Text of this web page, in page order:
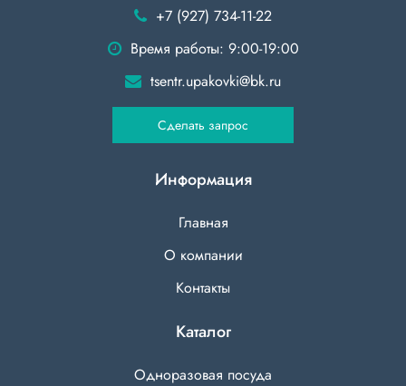
+7 (927) 734-11-22
Время работы: 9:00-19:00
tsentr.upakovki@bk.ru
Сделать запрос
Информация
Главная
О компании
Контакты
Каталог
Одноразовая посуда